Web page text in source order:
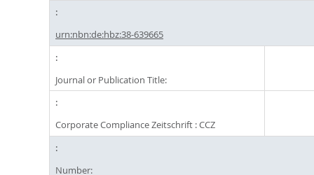
urn:nbn:de:hbz:38-639665
Journal or Publication Title:
Corporate Compliance Zeitschrift : CCZ
Number: